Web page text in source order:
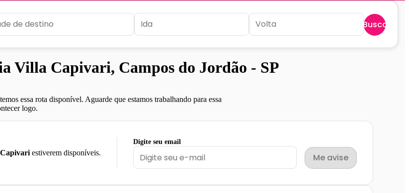
Buscar
Villa Capivari, Campos do Jordão - SP
essa rota disponível. Aguarde que estamos trabalhando para essa
logo.
estiverem disponíveis.
Digite seu email
Me avise